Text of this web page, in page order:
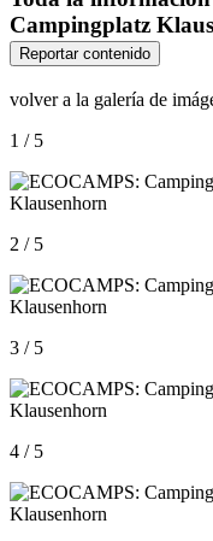
Campingplatz
Reportar contenido
volver a la galería de
1 / 5
2 / 5
3 / 5
4 / 5